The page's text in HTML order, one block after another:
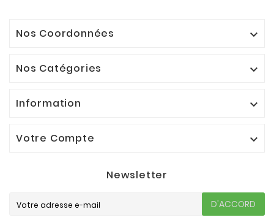
Nos Coordonnées 
Nos Catégories 
Information 
Votre Compte 
Newsletter
D'ACCORD